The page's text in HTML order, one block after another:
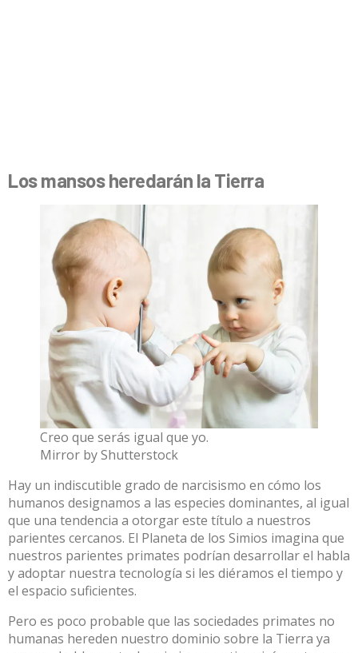
Los mansos heredarán la Tierra
Creo que serás igual que yo.
Mirror by Shutterstock
Hay un indiscutible grado de narcisismo en cómo los
humanos designamos a las especies dominantes, al igual
que una tendencia a otorgar este título a nuestros
parientes cercanos. El Planeta de los Simios imagina que
nuestros parientes primates podrían desarrollar el habla
y adoptar nuestra tecnología si les diéramos el tiempo y
el espacio suficientes.
Pero es poco probable que las sociedades primates no
humanas hereden nuestro dominio sobre la Tierra ya